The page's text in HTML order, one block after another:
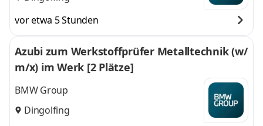
vor etwa 5 Stunden
Azubi zum Werkstoffprüfer Metalltechnik (w/
m/x) im Werk [2 Plätze]
BMW Group
Dingolfing